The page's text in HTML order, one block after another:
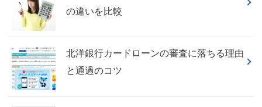
の違いを比較
北洋銀行カードローンの審査に落ちる理由
と通過のコツ